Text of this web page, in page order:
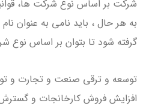
شرکت بر اساس نوع شرکت ها،
به هر حال ، باید نامی به عنوان
گرفته شود تا بتوان بر اساس نوع
توسعه و ترقی صنعت و تجارت و
افزایش فروش کارخانجات و